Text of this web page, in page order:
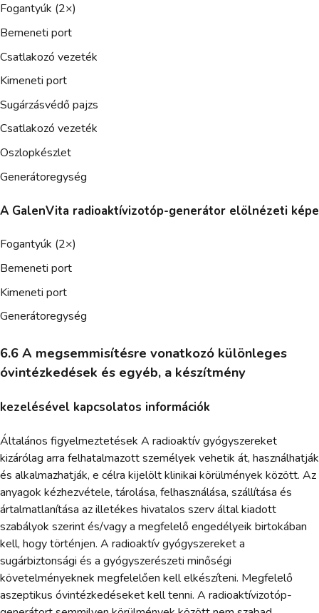
Fogantyúk (2×)
Bemeneti port
Csatlakozó vezeték
Kimeneti port
Sugárzásvédő pajzs
Csatlakozó vezeték
Oszlopkészlet
Generátoregység
A GalenVita radioaktívizotóp-generátor elölnézeti képe
Fogantyúk (2×)
Bemeneti port
Kimeneti port
Generátoregység
6.6 A megsemmisítésre vonatkozó különleges
óvintézkedések és egyéb, a készítmény
kezelésével kapcsolatos információk
Általános figyelmeztetések A radioaktív gyógyszereket
kizárólag arra felhatalmazott személyek vehetik át, használhatják
és alkalmazhatják, e célra kijelölt klinikai körülmények között. Az
anyagok kézhezvétele, tárolása, felhasználása, szállítása és
ártalmatlanítása az illetékes hivatalos szerv által kiadott
szabályok szerint és/vagy a megfelelő engedélyeik birtokában
kell, hogy történjen. A radioaktív gyógyszereket a
sugárbiztonsági és a gyógyszerészeti minőségi
követelményeknek megfelelően kell elkészíteni. Megfelelő
aszeptikus óvintézkedéseket kell tenni. A radioaktívizotóp-